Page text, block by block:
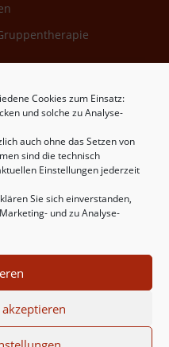
Cookies zum Einsatz:
und solche zu Analyse-
auch ohne das Setzen von
sind die technisch
Einstellungen jederzeit
Sie sich einverstanden,
und zu Analyse-